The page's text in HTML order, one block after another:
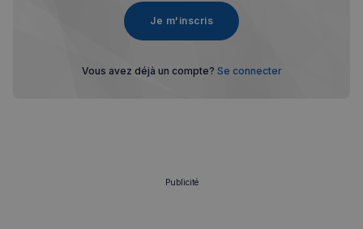
Je m'inscris
Vous avez déjà un compte? Se connecter
Publicité